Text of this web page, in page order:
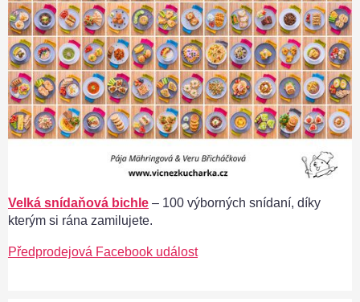
Velká snídaňová bichle – 100 výborných snídaní, díky
kterým si rána zamilujete.
Předprodejová Facebook událost